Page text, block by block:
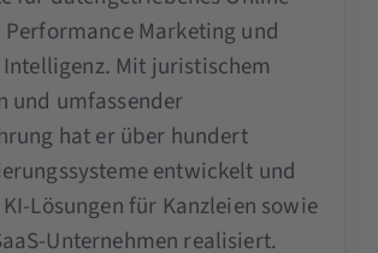
Marketing und
Mit juristischem
und umfassender
hat er über hundert
entwickelt und
Lösungen für Kanzleien sowie
Unternehmen realisiert.